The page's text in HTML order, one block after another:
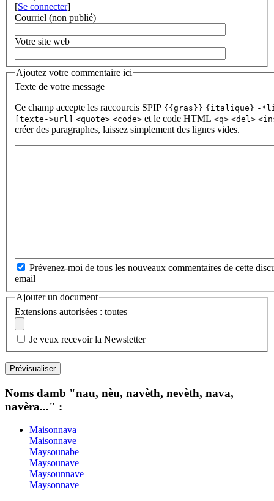
[Se connecter]
Courriel (non publié)
Votre site web
Ajoutez votre commentaire ici
Texte de votre message
Ce champ accepte les raccourcis SPIP {{gras}} {italique} -
[texte->url]
<quote> <code> et le code HTML <q> <del>
créer des paragraphes, laissez simplement des lignes vides.
Prévenez-moi de tous les nouveaux commentaires de cette
email
Ajouter un document
Extensions autorisées : toutes
Je veux recevoir la Newsletter
Noms damb "nau, nèu, navèth, nevèth, nava,
navèra..." :
Maisonnava
Maisonnave
Maysounabe
Maysounave
Maysounnave
Maysonnave